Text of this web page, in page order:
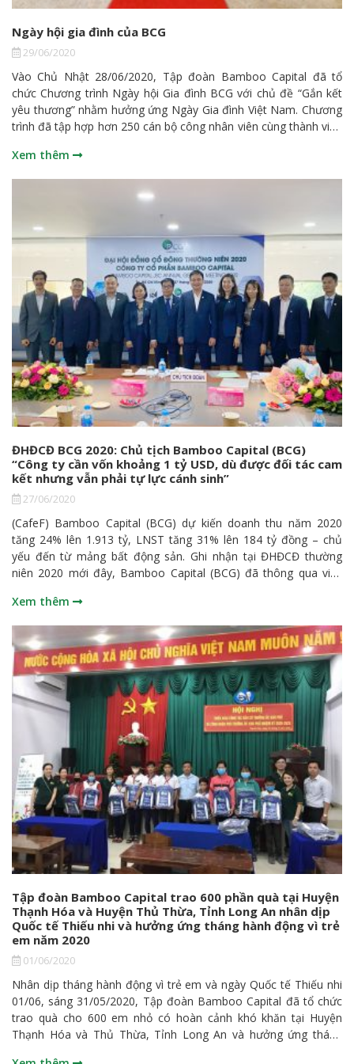
Ngày hội gia đình của BCG
29/06/2020
Vào Chủ Nhật 28/06/2020, Tập đoàn Bamboo Capital đã tổ
chức Chương trình Ngày hội Gia đình BCG với chủ đề “Gắn kết
yêu thương” nhằm hưởng ứng Ngày Gia đình Việt Nam. Chương
trình đã tập hợp hơn 250 cán bộ công nhân viên cùng thành viên
nội dung được Ban Tổ chức bố trí để thỏa sức vui chơi, sáng
tạo, rèn luyện trí tuệ, sức khỏe không chỉ cho người lớn mà các
cho các bé nhỏ tham gia Nội dung chính của chương trình là
huynh và con cái cùng tham gia thành một gia đình lớn, thi đua
để tìm ra gia đình xuất sắc nhất. Thông qua chương
Xem thêm
ĐHĐCĐ BCG 2020: Chủ tịch Bamboo Capital (BCG)
“Công ty cần vốn khoảng 1 tỷ USD, dù được đối tác cam
kết nhưng vẫn phải tự lực cánh sinh”
27/06/2020
(CafeF) Bamboo Capital (BCG) dự kiến doanh thu năm 2020
tăng 24% lên 1.913 tỷ, LNST tăng 31% lên 184 tỷ đồng – chủ
yếu đến từ mảng bất động sản. Ghi nhận tại ĐHĐCĐ thường
niên 2020 mới đây, Bamboo Capital (BCG) đã thông qua việc
của Công ty. Cụ thể, từ quý 3/2020 – quý 2/2021, Công ty sẽ
chào bán hơn 68 triệu cổ phần tỷ lệ 2:1 cho cổ đông hiện hữu
nhằm bổ sung nguồn vốn phục vụ cho hoạt động sản xuất kinh
doanh. Nói về kế hoạch này, Chủ tịch Nguyễn Hồ Nam báo cáo
cổ đông Công ty cần vào khoảng 1 tỷ USD vốn trong thời gian
tới. Trong đó, nguồn vốn sẽ được đơn vị tư
Xem thêm
Tập đoàn Bamboo Capital trao 600 phần quà tại Huyện
Thạnh Hóa và Huyện Thủ Thừa, Tỉnh Long An nhân dịp
Quốc tế Thiếu nhi và hưởng ứng tháng hành động vì trẻ
em năm 2020
01/06/2020
Nhân dịp tháng hành động vì trẻ em và ngày Quốc tế Thiếu nhi
01/06, sáng 31/05/2020, Tập đoàn Bamboo Capital đã tổ chức
trao quà cho 600 em nhỏ có hoàn cảnh khó khăn tại Huyện
Thạnh Hóa và Thủ Thừa, Tỉnh Long An và hưởng ứng tháng